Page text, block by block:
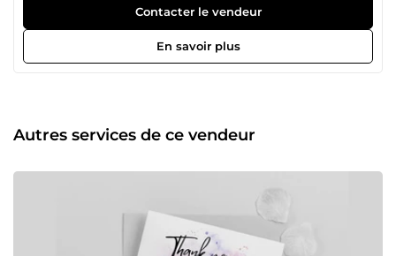
m'efforce de comprendre les objectifs de mes clients et de
les aider à les atteindre en utilisant mes compétences en
conception pour créer des designs attrayants et efficaces.
Je suis déterminée à livrer des résultats de qualité
Contacter le vendeur
En savoir plus
Autres services de ce vendeur